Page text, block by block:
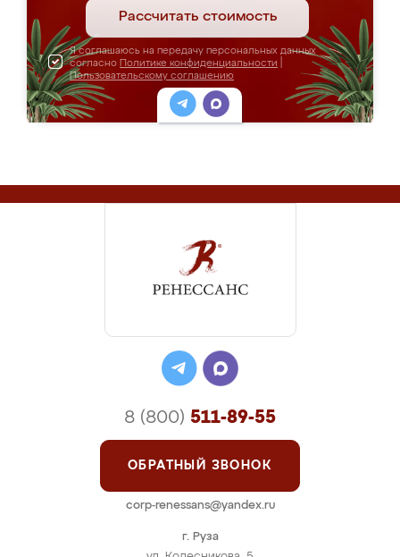
Рассчитать стоимость
Я соглашаюсь на передачу персональных данных
согласно Политике конфиденциальности
Пользовательскому соглашению
г. Руза
8 (800) 511-89-55
ОБРАТНЫЙ ЗВОНОК
corp-renessans@yandex.ru